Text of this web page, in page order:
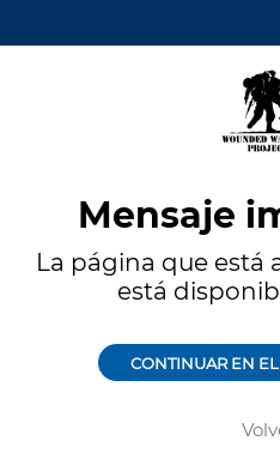
Mensaje
La página que está
está
CONTINUAR EN